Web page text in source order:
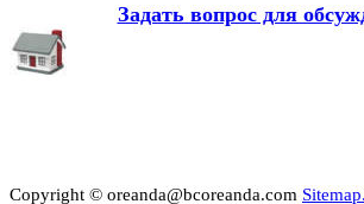
Задать вопрос для
Copyright © oreanda@bcoreanda.com